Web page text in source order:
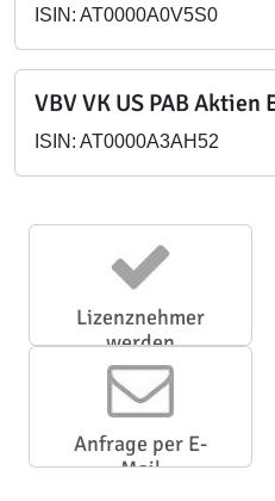
ISIN: AT0000A0V5S0
VBV VK US PAB Aktien
ISIN: AT0000A3AH52
Lizenznehmer
werden
Anfrage per E-
Mail